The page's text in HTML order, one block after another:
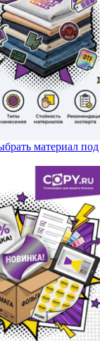
материал под